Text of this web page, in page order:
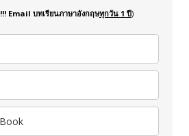
Email บทเรียนภาษาอังกฤษทุกวัน 1 ปี)